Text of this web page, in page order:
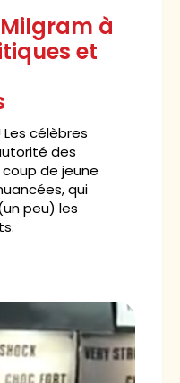
à
et
célèbres
des
de jeune
qui
peu) les